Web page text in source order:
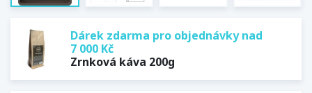
Dárek zdarma pro objednávky nad
7 000 Kč
Zrnková káva 200g